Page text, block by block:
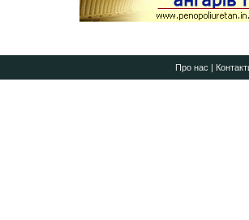
Про нас |